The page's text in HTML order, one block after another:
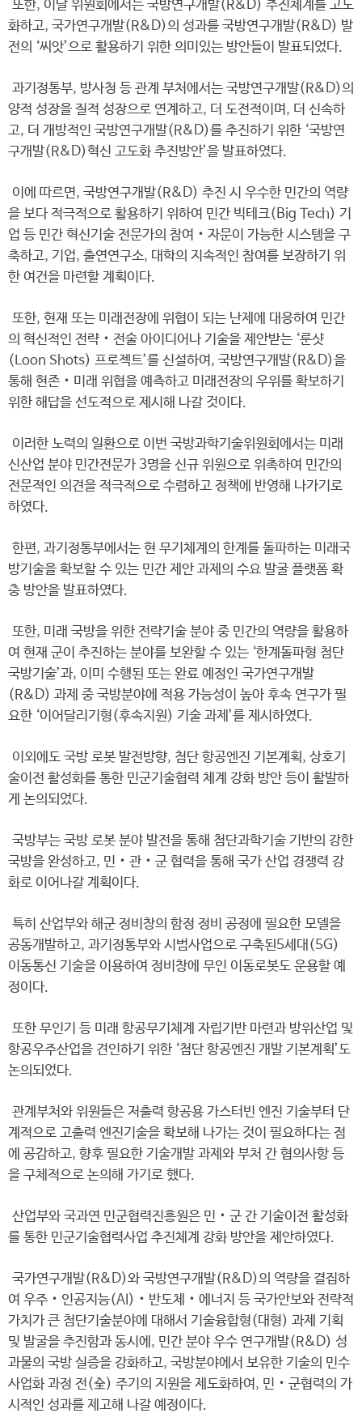
또한, 이날 위원회에서는 국방연구개발(R&D) 추진체계를 고도
화하고, 국가연구개발(R&D)의 성과를 국방연구개발(R&D) 발
전의 ‘씨앗’으로 활용하기 위한 의미있는 방안들이 발표되었다.
과기정통부, 방사청 등 관계 부처에서는 국방연구개발(R&D)의
양적 성장을 질적 성장으로 연계하고, 더 도전적이며, 더 신속하
고, 더 개방적인 국방연구개발(R&D)를 추진하기 위한 ‘국방연
구개발(R&D)혁신 고도화 추진방안’을 발표하였다.
이에 따르면, 국방연구개발(R&D) 추진 시 우수한 민간의 역량
을 보다 적극적으로 활용하기 위하여 민간 빅테크(Big Tech) 기
업 등 민간 혁신기술 전문가의 참여‧자문이 가능한 시스템을 구
축하고, 기업, 출연연구소, 대학의 지속적인 참여를 보장하기 위
한 여건을 마련할 계획이다.
또한, 현재 또는 미래전장에 위협이 되는 난제에 대응하여 민간
의 혁신적인 전략‧전술 아이디어나 기술을 제안받는 ‘룬샷
(Loon Shots) 프로젝트’를 신설하여, 국방연구개발(R&D)을
통해 현존‧미래 위협을 예측하고 미래전장의 우위를 확보하기
위한 해답을 선도적으로 제시해 나갈 것이다.
이러한 노력의 일환으로 이번 국방과학기술위원회에서는 미래
신산업 분야 민간전문가 3명을 신규 위원으로 위촉하여 민간의
전문적인 의견을 적극적으로 수렴하고 정책에 반영해 나가기로
하였다.
한편, 과기정통부에서는 현 무기체계의 한계를 돌파하는 미래국
방기술을 확보할 수 있는 민간 제안 과제의 수요 발굴 플랫폼 확
충 방안을 발표하였다.
또한, 미래 국방을 위한 전략기술 분야 중 민간의 역량을 활용하
여 현재 군이 추진하는 분야를 보완할 수 있는 ‘한계돌파형 첨단
국방기술’과, 이미 수행된 또는 완료 예정인 국가연구개발
(R&D) 과제 중 국방분야에 적용 가능성이 높아 후속 연구가 필
요한 ‘이어달리기형(후속지원) 기술 과제’를 제시하였다.
이외에도 국방 로봇 발전방향, 첨단 항공엔진 기본계획, 상호기
술이전 활성화를 통한 민군기술협력 체계 강화 방안 등이 활발하
게 논의되었다.
국방부는 국방 로봇 분야 발전을 통해 첨단과학기술 기반의 강한
국방을 완성하고, 민‧관‧군 협력을 통해 국가 산업 경쟁력 강
화로 이어나갈 계획이다.
특히 산업부와 해군 정비창의 함정 정비 공정에 필요한 모델을
공동개발하고, 과기정통부와 시범사업으로 구축된5세대(5G)
이동통신 기술을 이용하여 정비창에 무인 이동로봇도 운용할 예
정이다.
또한 무인기 등 미래 항공무기체계 자립기반 마련과 방위산업 및
항공우주산업을 견인하기 위한 ‘첨단 항공엔진 개발 기본계획’도
논의되었다.
관계부처와 위원들은 저출력 항공용 가스터빈 엔진 기술부터 단
계적으로 고출력 엔진기술을 확보해 나가는 것이 필요하다는 점
에 공감하고, 향후 필요한 기술개발 과제와 부처 간 협의사항 등
을 구체적으로 논의해 가기로 했다.
산업부와 국과연 민군협력진흥원은 민‧군 간 기술이전 활성화
를 통한 민군기술협력사업 추진체계 강화 방안을 제안하였다.
국가연구개발(R&D)와 국방연구개발(R&D)의 역량을 결집하
여 우주‧인공지능(AI)‧반도체‧에너지 등 국가안보와 전략적
가치가 큰 첨단기술분야에 대해서 기술융합형(대형) 과제 기획
및 발굴을 추진함과 동시에, 민간 분야 우수 연구개발(R&D) 성
과물의 국방 실증을 강화하고, 국방분야에서 보유한 기술의 민수
사업화 과정 전(全) 주기의 지원을 제도화하여, 민‧군협력의 가
시적인 성과를 제고해 나갈 예정이다.